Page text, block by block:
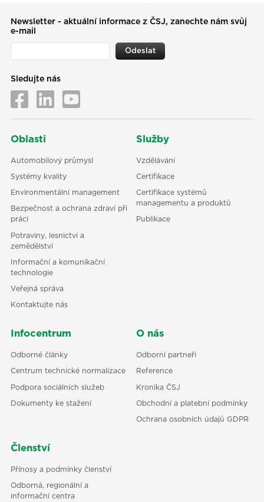
Newsletter - aktuální informace z ČSJ, zanechte nám svůj
e-mail
Odeslat
Sledujte nás
Oblasti
Automobilový průmysl
Systémy kvality
Environmentální management
Bezpečnost a ochrana zdraví při
práci
Potraviny, lesnictví a
zemědělství
Informační a komunikační
technologie
Veřejná správa
Kontaktujte nás
Služby
Vzdělávání
Certifikace
Certifikace systémů
managementu a produktů
Publikace
Infocentrum
Odborné články
Centrum technické normalizace
Podpora sociálních služeb
Dokumenty ke stažení
O nás
Odborní partneři
Reference
Kronika ČSJ
Obchodní a platební podmínky
Ochrana osobních údajů GDPR
Členství
Přínosy a podmínky členství
Odborná, regionální a
informační centra